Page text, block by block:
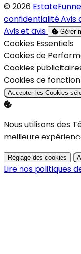
© 2026
confidentialitéAvis
Avis et avis
Gérer
Activer
Cookies Essentiels
Activer
Cookies de
Activer
Cookies
Activer
Cookies de
Accepter les Cookies
Nous utilisons des
meilleure
Réglage des cookies
Lire nos politiques